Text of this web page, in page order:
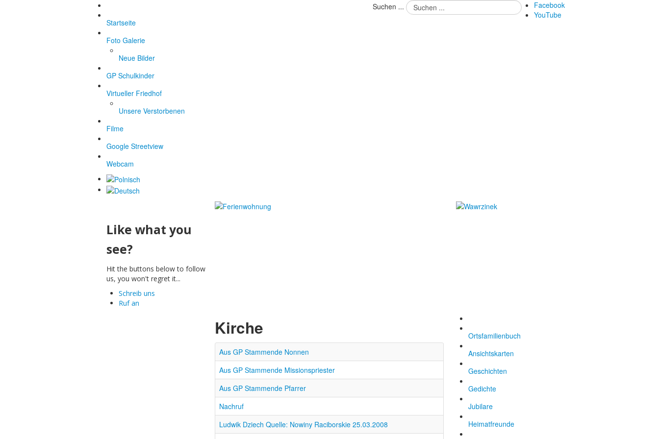
Suchen ...
Facebook
YouTube
Startseite
Foto Galerie
Neue Bilder
GP Schulkinder
Virtueller Friedhof
Unsere Verstorbenen
Filme
Google Streetview
Webcam
Like what you
see?
Hit the buttons below to follow
us, you won't regret it...
Schreib uns
Ruf an
Kirche
Aus GP Stammende Nonnen
Aus GP Stammende Missionspriester
Aus GP Stammende Pfarrer
Nachruf
Ludwik Dziech Quelle: Nowiny Raciborskie 25.03.2008
Ortsfamilienbuch
Ansichtskarten
Geschichten
Gedichte
Jubilare
Heimatfreunde